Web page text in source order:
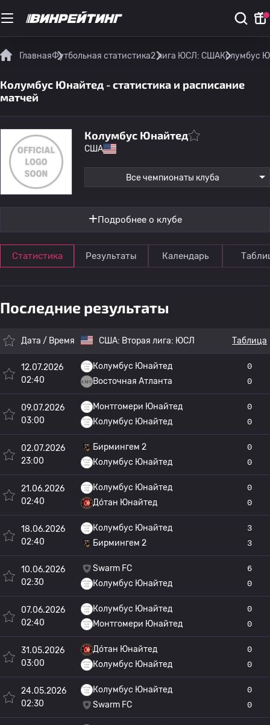
ГлавнаяФутбольная статистика2 лига ЮСЛ: СШАКолумбус
Колумбус Юнайтед - статистика и расписание
матчей
Колумбус Юнайтед
США
Все чемпионаты клуба
Подробнее о клубе
Статистика Результаты Календарь
Последние результаты
Дата / Время США: Вторая лига: ЮСЛ Таблица
12.07.2026
02:40
Колумбус Юнайтед
Восточная Атланта
0
0
09.07.2026
03:00
Монтгомери Юнайтед
Колумбус Юнайтед
0
0
02.07.2026
23:00
Бирмингем 2
Колумбус Юнайтед
0
0
21.06.2026
02:40
Колумбус Юнайтед
До́тан Юнайтед
0
0
18.06.2026
02:40
Колумбус Юнайтед
Бирмингем 2
3
3
10.06.2026
02:30
Swarm FC
Колумбус Юнайтед
6
0
07.06.2026
02:40
Колумбус Юнайтед
Монтгомери Юнайтед
0
0
31.05.2026
03:00
До́тан Юнайтед
Колумбус Юнайтед
0
0
24.05.2026
02:30
Колумбус Юнайтед
Swarm FC
0
0